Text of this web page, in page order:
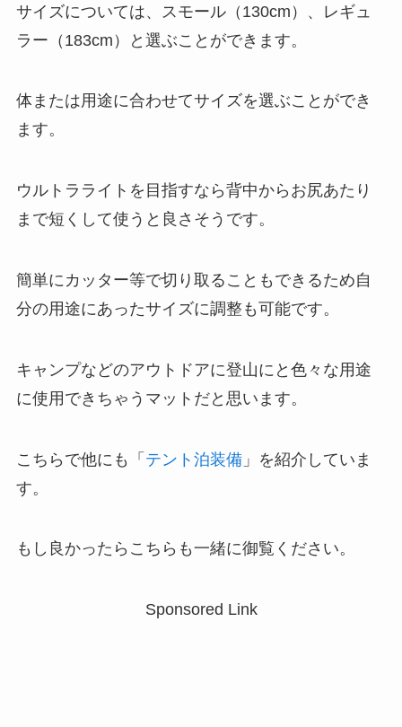
サイズについては、スモール（130cm）、レギュ
ラー（183cm）と選ぶことができます。
体または用途に合わせてサイズを選ぶことができ
ます。
ウルトラライトを目指すなら背中からお尻あたり
まで短くして使うと良さそうです。
簡単にカッター等で切り取ることもできるため自
分の用途にあったサイズに調整も可能です。
キャンプなどのアウトドアに登山にと色々な用途
に使用できちゃうマットだと思います。
こちらで他にも「 テント泊装備」を紹介していま
す。
もし良かったらこちらも一緒に御覧ください。
Sponsored Link